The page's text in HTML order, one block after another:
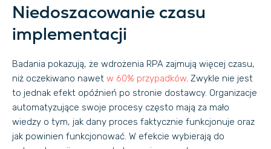
Niedoszacowanie czasu
implementacji
Badania pokazują, że wdrożenia RPA zajmują więcej czasu,
niż oczekiwano nawet w 60% przypadków. Zwykle nie jest
to jednak efekt opóźnień po stronie dostawcy. Organizacje
automatyzujące swoje procesy często mają za mało
wiedzy o tym, jak dany proces faktycznie funkcjonuje oraz
jak powinien funkcjonować. W efekcie wybierają do